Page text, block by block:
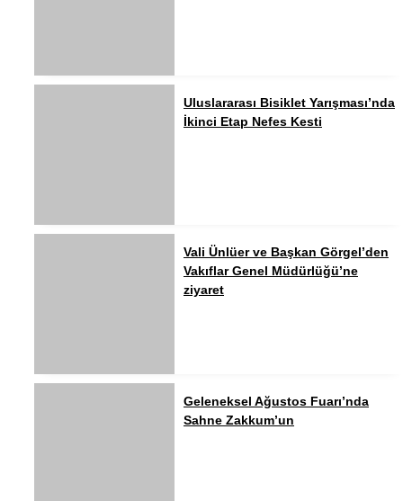
Uluslararası Bisiklet Yarışması’nda
İkinci Etap Nefes Kesti
Vali Ünlüer ve Başkan Görgel’den
Vakıflar Genel Müdürlüğü’ne
ziyaret
Geleneksel Ağustos Fuarı’nda
Sahne Zakkum’un